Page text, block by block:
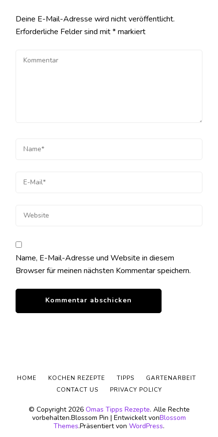
Deine E-Mail-Adresse wird nicht veröffentlicht.
Erforderliche Felder sind mit*markiert
Name, E-Mail-Adresse und Website in diesem
Browser für meinen nächsten Kommentar speichern.
© Copyright 2026 Omas Tipps Rezepte. Alle Rechte
vorbehalten.Blossom Pin | Entwickelt vonBlossom
Themes.Präsentiert von WordPress.
HOME KOCHEN REZEPTE TIPPS
GARTENARBEIT
CONTACT US
PRIVACY POLICY